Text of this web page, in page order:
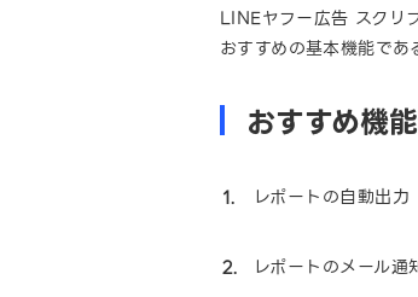
LINEヤフー広告 スクリ
おすすめの基本機能であ
おすすめ機
レポートの自動出力
レポートのメール通